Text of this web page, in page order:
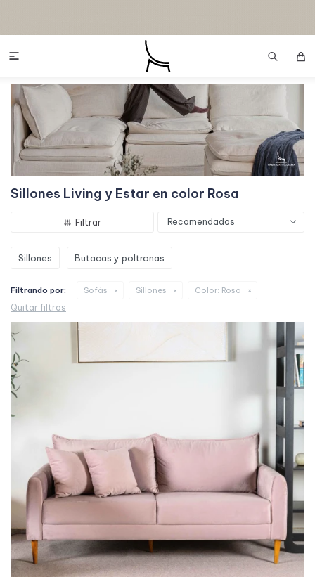

Sillones Living y Estar en color Rosa
Recomendados
Sillones Butacas y poltronas
Filtrando por: Sofás Sillones Color: Rosa
Quitar filtros